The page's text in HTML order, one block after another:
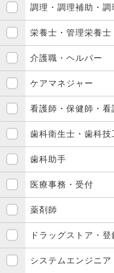
調理・調理補助・調
栄養士・管理栄養士
介護職・ヘルパー
ケアマネジャー
看護師・保健師・看
歯科衛生士・歯科技
歯科助手
医療事務・受付
薬剤師
ドラッグストア・
システムエンジニ